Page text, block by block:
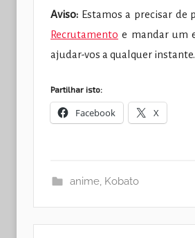
Aviso: Estamos a precisar de
Recrutamento e mandar um
ajudar-vos a qualquer instante.
Partilhar isto:
Facebook X
anime, Kobato